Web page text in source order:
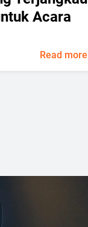
Acara
Read more